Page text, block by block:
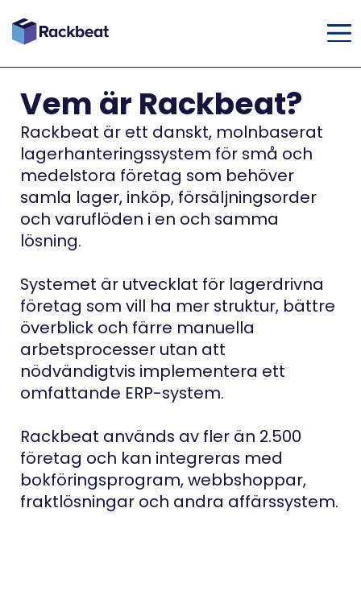
Vem är Rackbeat?
Rackbeat är ett danskt, molnbaserat
lagerhanteringssystem för små och
medelstora företag som behöver
samla lager, inköp, försäljningsorder
och varuflöden i en och samma
lösning.
Systemet är utvecklat för lagerdrivna
företag som vill ha mer struktur, bättre
överblick och färre manuella
arbetsprocesser utan att
nödvändigtvis implementera ett
omfattande ERP-system.
Rackbeat används av fler än 2.500
företag och kan integreras med
bokföringsprogram, webbshoppar,
fraktlösningar och andra affärssystem.